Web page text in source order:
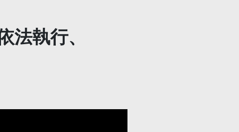
法執行、